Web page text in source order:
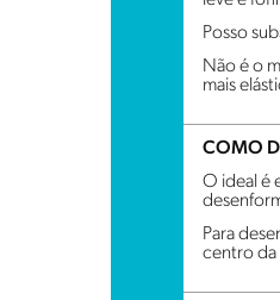
Posso
Não é o
mais
COMO
O ideal é
Para
centro da